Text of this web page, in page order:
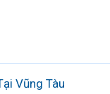
Vũng Tàu